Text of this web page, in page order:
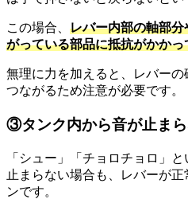
この場合、 レバー内部の軸部
がっている部品に抵抗がかか
無理に力を加えると、レバー
つながるため注意が必要です。
③タンク内から音が止ま
「シュー」「チョロチョロ」
止まらない場合も、レバーが
ンです。